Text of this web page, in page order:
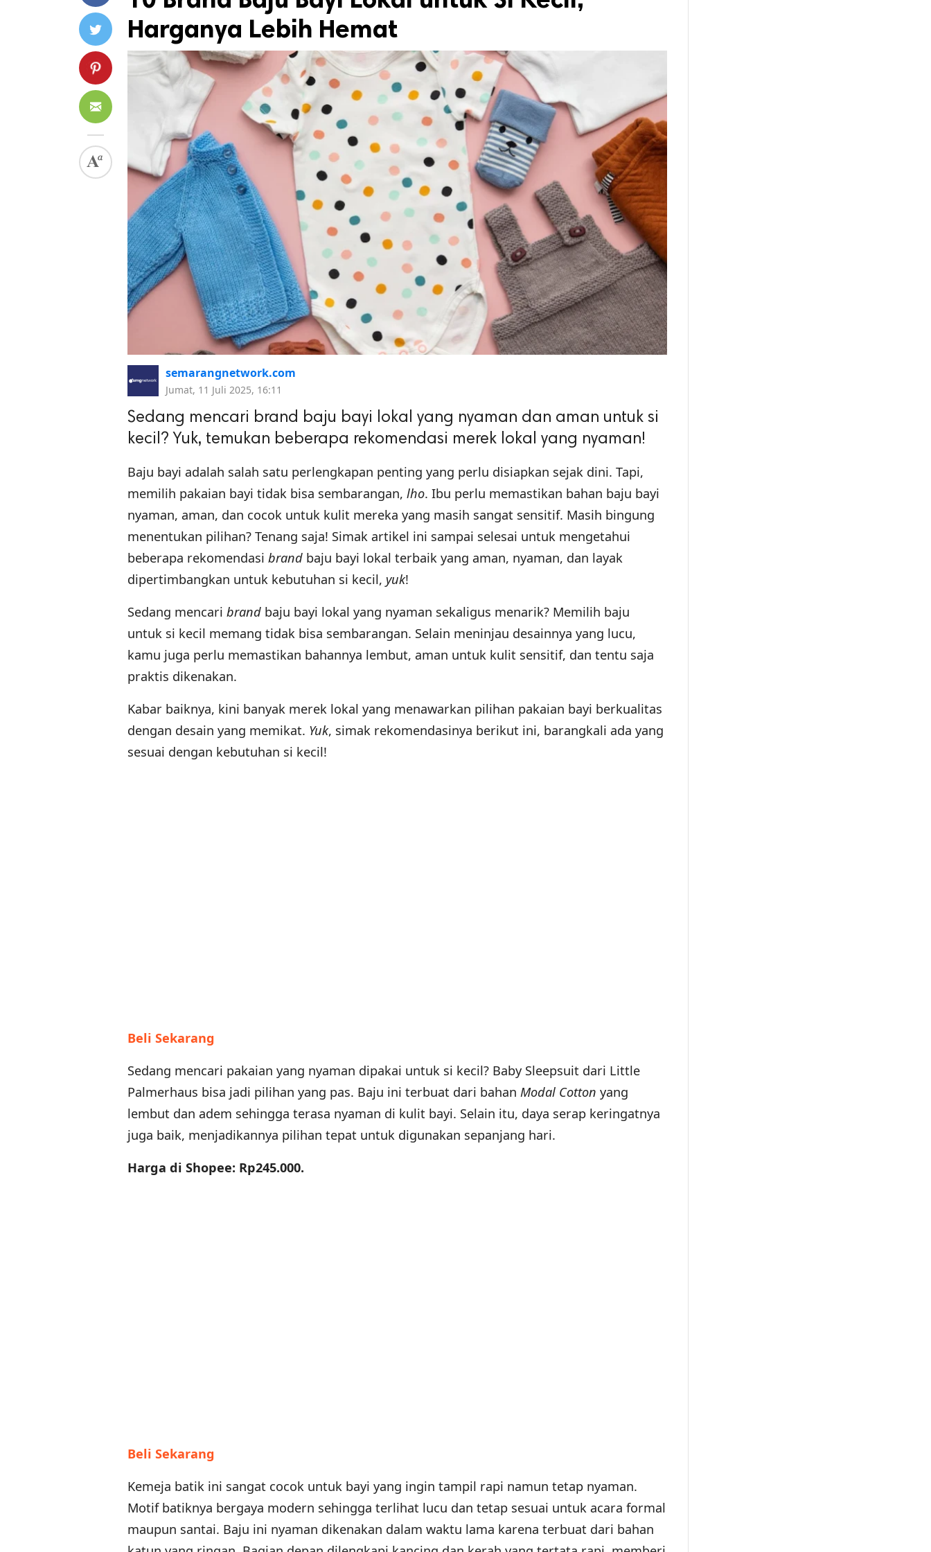
Harganya Lebih Hemat
semarangnetwork.com
Jumat, 11 Juli 2025, 16:11
Sedang mencari brand baju bayi lokal yang nyaman dan aman untuk si
kecil? Yuk, temukan beberapa rekomendasi merek lokal yang nyaman!
Baju bayi adalah salah satu perlengkapan penting yang perlu disiapkan sejak dini. Tapi,
memilih pakaian bayi tidak bisa sembarangan, lho. Ibu perlu memastikan bahan baju bayi
nyaman, aman, dan cocok untuk kulit mereka yang masih sangat sensitif. Masih bingung
menentukan pilihan? Tenang saja! Simak artikel ini sampai selesai untuk mengetahui
beberapa rekomendasi brand baju bayi lokal terbaik yang aman, nyaman, dan layak
dipertimbangkan untuk kebutuhan si kecil, yuk!
Sedang mencari brand baju bayi lokal yang nyaman sekaligus menarik? Memilih baju
untuk si kecil memang tidak bisa sembarangan. Selain meninjau desainnya yang lucu,
kamu juga perlu memastikan bahannya lembut, aman untuk kulit sensitif, dan tentu saja
praktis dikenakan.
Kabar baiknya, kini banyak merek lokal yang menawarkan pilihan pakaian bayi berkualitas
dengan desain yang memikat. Yuk, simak rekomendasinya berikut ini, barangkali ada yang
sesuai dengan kebutuhan si kecil!
Beli Sekarang
Sedang mencari pakaian yang nyaman dipakai untuk si kecil? Baby Sleepsuit dari Little
Palmerhaus bisa jadi pilihan yang pas. Baju ini terbuat dari bahan Modal Cotton yang
lembut dan adem sehingga terasa nyaman di kulit bayi. Selain itu, daya serap keringatnya
juga baik, menjadikannya pilihan tepat untuk digunakan sepanjang hari.
Harga di Shopee: Rp245.000.
Beli Sekarang
Kemeja batik ini sangat cocok untuk bayi yang ingin tampil rapi namun tetap nyaman.
Motif batiknya bergaya modern sehingga terlihat lucu dan tetap sesuai untuk acara formal
maupun santai. Baju ini nyaman dikenakan dalam waktu lama karena terbuat dari bahan